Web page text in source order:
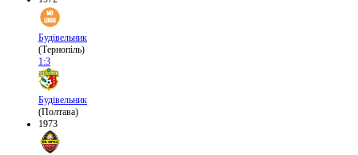
Будівельник
(Тернопіль)
1:3
Будівельник
(Полтава)
1973